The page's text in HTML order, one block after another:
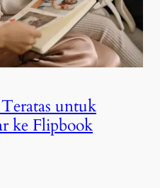
untuk
ke Flipbook